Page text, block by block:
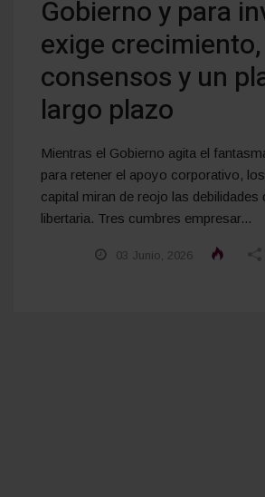
Gobierno y para
exige crecimiento,
consensos y un
largo plazo
Mientras el Gobierno agita el
para retener el apoyo corporativo,
capital miran de reojo las debilidades
libertaria. Tres cumbres empresar...
03 Junio, 2026